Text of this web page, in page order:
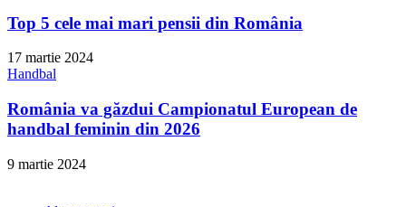
Top 5 cele mai mari pensii din România
17 martie 2024
Handbal
România va găzdui Campionatul European de
handbal feminin din 2026
9 martie 2024